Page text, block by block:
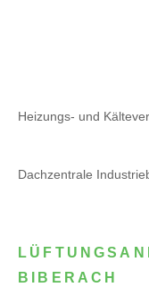
Heizungs- und
Dachzentrale
BIBERACH